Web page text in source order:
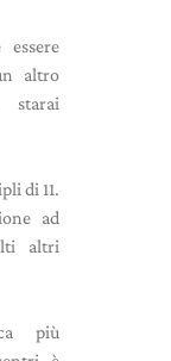
altro
starai
di 11.
ad
altri
più